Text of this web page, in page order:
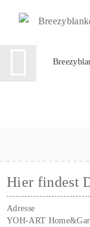
Hier findest
Adresse
YOH-ART